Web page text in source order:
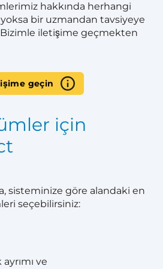
hakkında herhangi
bir uzmandan tavsiyeye
Bizimle iletişime geçmekten
geçin
için
sisteminize göre alandaki en
seçebilirsiniz:
ve